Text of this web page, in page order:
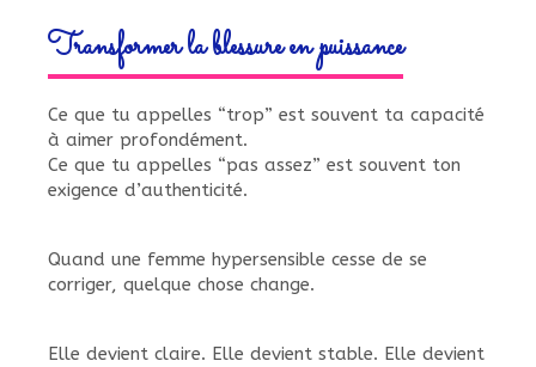
Transformer la blessure en puissance
Ce que tu appelles “trop” est souvent ta capacité
à aimer profondément.
Ce que tu appelles “pas assez” est souvent ton
exigence d’authenticité.
Quand une femme hypersensible cesse de se
corriger, quelque chose change.
Elle devient claire. Elle devient stable. Elle devient